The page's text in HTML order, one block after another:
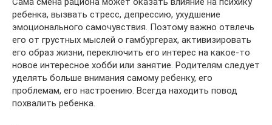
ребенка, вызвать стресс, депрессию, ухудшение
эмоционального самочувствия. Поэтому важно отвлечь
его от грустных мыслей о гамбургерах, активизировать
его образ жизни, переключить его интерес на какое-то
новое интересное хобби или занятие. Родителям следует
уделять больше внимания самому ребенку, его
проблемам, его настроению. Всегда находить повод
похвалить ребенка.